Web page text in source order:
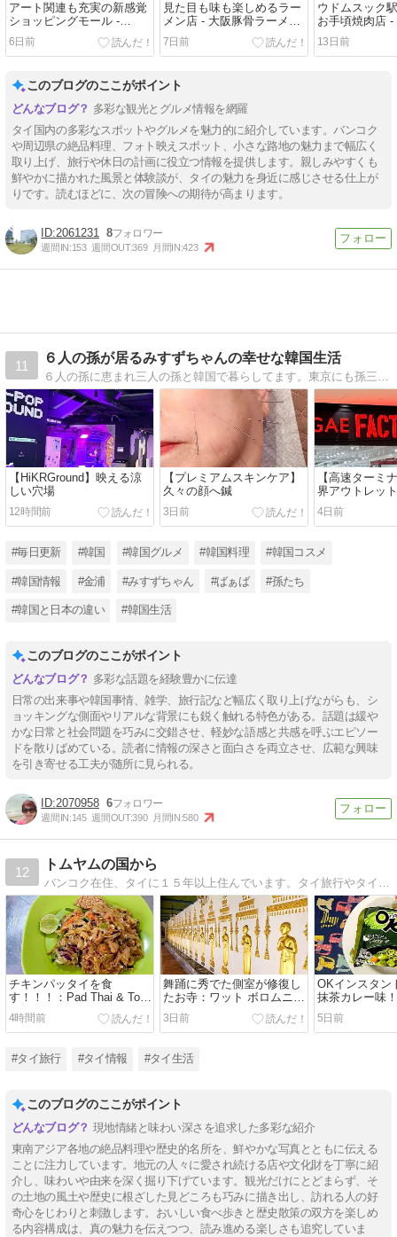
アート関連も充実の新感覚
ショッピングモール -
Cloud 11/ คลาวด์ 11 - （バ
ンコク・タイ）
6日前
見た目も味も楽しめるラー
メン店 - 大阪豚骨ラーメン
みさわ - （バンコク・タ
イ）
7日前
ウドムスック
お手頃焼肉店 -
（YAKINIKU
ンコク・タイ）
13日前
このブログのここがポイント
多彩な観光とグルメ情報を網羅
タイ国内の多彩なスポットやグルメを魅力的に紹介しています。バンコク
や周辺県の絶品料理、フォト映えスポット、小さな路地の魅力まで幅広く
取り上げ、旅行や休日の計画に役立つ情報を提供します。親しみやすくも
鮮やかに描かれた風景と体験談が、タイの魅力を身近に感じさせる仕上が
りです。読むほどに、次の冒険への期待が高まります。
2061231 8
週間IN:153 週間OUT:369 月間IN:423
11
６人の孫が居るみすずちゃんの幸せな韓国生活
【HiKRGround】映える涼
しい穴場
12時間前
【プレミアムスキンケア】
久々の顔へ鍼
3日前
【高速ターミ
界アウトレッ
4日前
#毎日更新 #韓国 #韓国グルメ #韓国料理 #韓国コスメ
#韓国情報 #金浦 #みすずちゃん #ばぁば #孫たち
#韓国と日本の違い #韓国生活
このブログのここがポイント
多彩な話題を経験豊かに伝達
日常の出来事や韓国事情、雑学、旅行記など幅広く取り上げながらも、シ
ョッキングな側面やリアルな背景にも鋭く触れる特色がある。話題は緩や
かな日常と社会問題を巧みに交錯させ、軽妙な語感と共感を呼ぶエピソー
ドを散りばめている。読者に情報の深さと面白さを両立させ、広範な興味
を引き寄せる工夫が随所に見られる。
2070958 6
週間IN:145 週間OUT:390 月間IN:580
12
トムヤムの国から
チキンパッタイを食
す！！！：Pad Thai & Tom
Yum 2
4時間前
舞踊に秀でた側室が修復し
たお寺：ワット ボロムニワ
ート
3日前
OKインスタン
抹茶カレー味
5日前
#タイ旅行 #タイ情報 #タイ生活
このブログのここがポイント
現地情緒と味わい深さを追求した多彩な紹介
東南アジア各地の絶品料理や歴史的名所を、鮮やかな写真とともに伝える
ことに注力しています。地元の人々に愛され続ける店や文化財を丁寧に紹
介し、味わいや由来を深く掘り下げています。観光だけにとどまらず、そ
の土地の風土や歴史に根ざした見どころも巧みに描き出し、訪れる人の好
奇心をじわりと刺激します。おいしい食べ歩きと歴史散策の双方を楽しめ
る内容構成は、真の魅力を伝えつつ、読み進める楽しさも追究していま